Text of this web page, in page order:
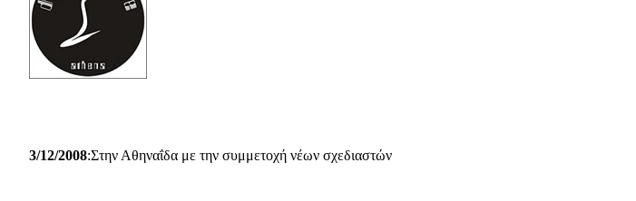
3/12/2008:Στην Αθηναΐδα με την συμμετοχή νέων σχεδιαστών